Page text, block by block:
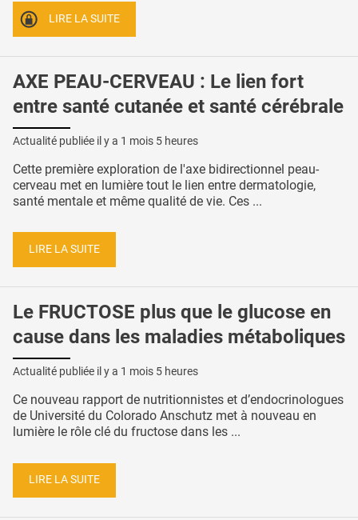
LIRE LA SUITE
AXE PEAU-CERVEAU : Le lien fort
entre santé cutanée et santé cérébrale
Actualité publiée il y a 1 mois 5 heures
Cette première exploration de l'axe bidirectionnel peau-
cerveau met en lumière tout le lien entre dermatologie,
santé mentale et même qualité de vie. Ces ...
LIRE LA SUITE
Le FRUCTOSE plus que le glucose en
cause dans les maladies métaboliques
Actualité publiée il y a 1 mois 5 heures
Ce nouveau rapport de nutritionnistes et d’endocrinologues
de Université du Colorado Anschutz met à nouveau en
lumière le rôle clé du fructose dans les ...
LIRE LA SUITE